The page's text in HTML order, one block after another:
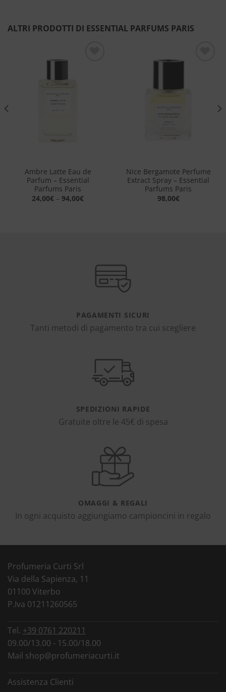
ALTRI PRODOTTI DI ESSENTIAL PARFUMS PARIS
Ambre Latte Eau de
Parfum – Essential
Parfums Paris
24,00€ – 94,00€
Nice Bergamote Perfume
Extract Spray​ – Essential
Parfums Paris
98,00€
PAGAMENTI SICURI
Tanti metodi di pagamento tra cui scegliere
SPEDIZIONI RAPIDE
Gratuite oltre le 45€ di spesa
OMAGGI & REGALI
In ogni acquisto aggiungiamo campioncini in regalo
Profumeria Curti Srl
Via della Sapienza, 11
01100 Viterbo
P.Iva 01211260565
Tel. +39 0761 220211
09.00/13.00 - 15.00/18.00
Mail shop@profumeriacurti.it
Assistenza Clienti